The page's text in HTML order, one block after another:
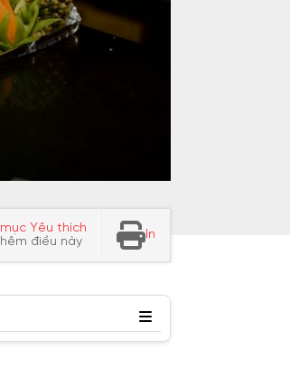
Yêu thích
điều này
In